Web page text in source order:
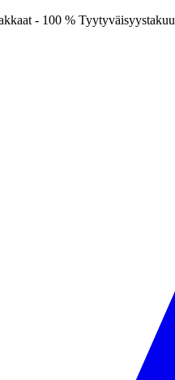
- 100 % Tyytyväisyystakuu